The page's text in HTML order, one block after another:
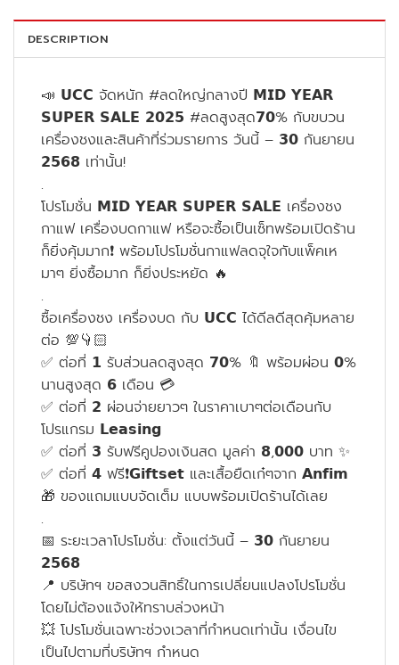
DESCRIPTION
📣 𝗨𝗖𝗖 จัดหนัก #ลดใหญ่กลางปี 𝗠𝗜𝗗 𝗬𝗘𝗔𝗥
𝗦𝗨𝗣𝗘𝗥 𝗦𝗔𝗟𝗘 𝟮𝟬𝟮𝟱 #ลดสูงสุด𝟳𝟬% กับขบวน
เครื่องชงและสินค้าที่ร่วมรายการ วันนี้ – 𝟯𝟬 กันยายน
𝟮𝟱𝟲𝟴 เท่านั้น!
.
โปรโมชั่น 𝗠𝗜𝗗 𝗬𝗘𝗔𝗥 𝗦𝗨𝗣𝗘𝗥 𝗦𝗔𝗟𝗘 เครื่องชง
กาแฟ เครื่องบดกาแฟ หรือจะซื้อเป็นเซ็ทพร้อมเปิดร้าน
ก็ยิ่งคุ้มมาก❗️ พร้อมโปรโมชั่นกาแฟลดจุใจกับแพ็คเห
มาๆ ยิ่งซื้อมาก ก็ยิ่งประหยัด 🔥
.
ซื้อเครื่องชง เครื่องบด กับ 𝗨𝗖𝗖 ได้ดีลดีสุดคุ้มหลาย
ต่อ 💯👇🏻
✅ ต่อที่ 𝟭 รับส่วนลดสูงสุด 𝟳𝟬% 🔖 พร้อมผ่อน 𝟬%
นานสูงสุด 𝟲 เดือน 💳
✅ ต่อที่ 𝟮 ผ่อนจ่ายยาวๆ ในราคาเบาๆต่อเดือนกับ
โปรแกรม 𝗟𝗲𝗮𝘀𝗶𝗻𝗴
✅ ต่อที่ 𝟯 รับฟรีคูปองเงินสด มูลค่า 𝟴,𝟬𝟬𝟬 บาท ✨
✅ ต่อที่ 𝟰 ฟรี❗️𝗚𝗶𝗳𝘁𝘀𝗲𝘁 และเสื้อยืดเก๋ๆจาก 𝗔𝗻𝗳𝗶𝗺
🎁 ของแถมแบบจัดเต็ม แบบพร้อมเปิดร้านได้เลย
.
📅 ระยะเวลาโปรโมชั่น: ตั้งแต่วันนี้ – 𝟯𝟬 กันยายน
𝟮𝟱𝟲𝟴
📍 บริษัทฯ ขอสงวนสิทธิ์ในการเปลี่ยนแปลงโปรโมชั่น
โดยไม่ต้องแจ้งให้ทราบล่วงหน้า
💥 โปรโมชั่นเฉพาะช่วงเวลาที่กำหนดเท่านั้น เงื่อนไข
เป็นไปตามที่บริษัทฯ กำหนด